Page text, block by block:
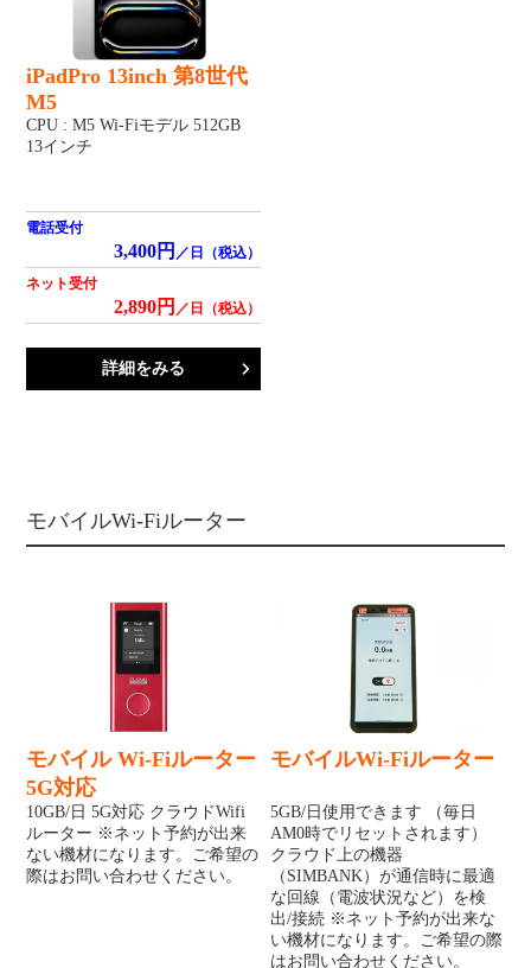
iPadPro 13inch 第8世代
M5
CPU : M5 Wi-Fiモデル 512GB
13インチ
電話受付
3,400円 ／日（税込）
ネット受付
2,890円 ／日（税込）
詳細をみる
モバイルWi-Fiルーター
モバイル Wi-Fiルーター
5G対応
10GB/日 5G対応 クラウドWifi
ルーター ※ネット予約が出来
ない機材になります。ご希望の
際はお問い合わせください。
モバイルWi-Fiルーター
5GB/日使用できます （毎日
AM0時でリセットされます）
クラウド上の機器
（SIMBANK）が通信時に最適
な回線（電波状況など）を検
出/接続 ※ネット予約が出来な
い機材になります。ご希望の際
はお問い合わせください。